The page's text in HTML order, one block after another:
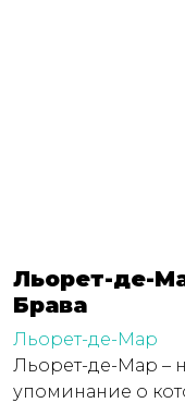
Льорет-де-
Брава
Льорет-де-Мар
Льорет-де-Мар –
упоминание о